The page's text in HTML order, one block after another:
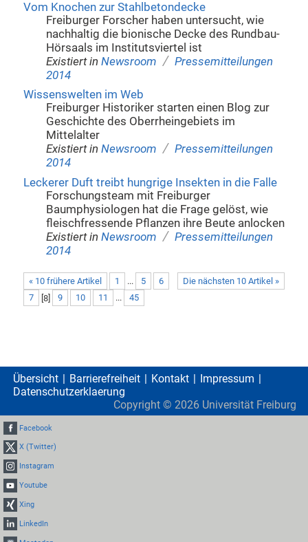
Vom Knochen zur Stahlbetondecke
Freiburger Forscher haben untersucht, wie
nachhaltig die bionische Decke des Rundbau-
Hörsaals im Institutsviertel ist
Existiert in Newsroom / Pressemitteilungen
2014
Wissenswelten im Web
Freiburger Historiker starten einen Blog zur
Geschichte des Oberrheingebiets im
Mittelalter
Existiert in Newsroom / Pressemitteilungen
2014
Leckerer Duft treibt hungrige Insekten in die Falle
Forschungsteam mit Freiburger
Baumphysiologen hat die Frage gelöst, wie
fleischfressende Pflanzen ihre Beute anlocken
Existiert in Newsroom / Pressemitteilungen
2014
« 10 frühere Artikel Die nächsten 10 Artikel »
1 ... 5
6
7
[8] 9 10 11 ... 45
Übersicht Barrierefreiheit Kontakt
Impressum
Datenschutzerklaerung
Copyright © 2026 Universität Freiburg
Facebook
X (Twitter)
Instagram
Youtube
Xing
LinkedIn